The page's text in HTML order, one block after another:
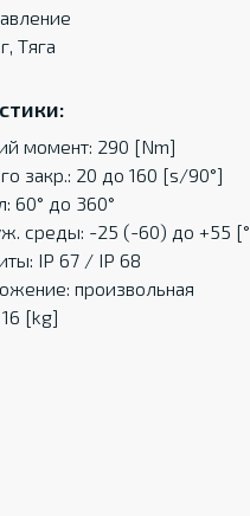
Тяга
момент: 290 [Nm]
закр.: 20 до 160 [s/90°]
60° до 360°
среды: -25 (-60) до +55
IP 67 / IP 68
произвольная
[kg]